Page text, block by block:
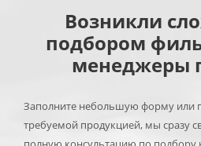
Возникли
подбором
менеджеры
Заполните небольшую форму или
требуемой продукцией, мы сразу